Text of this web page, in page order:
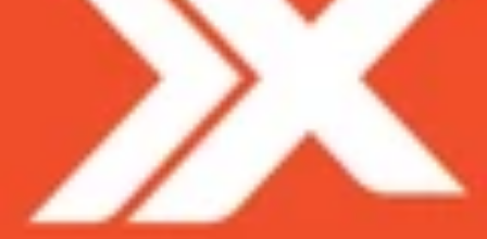
Thủ thuật
Đánh Giá - Trên TaySo Sánh Tư vấnKhuyến
Hỏi đáp App - Game Thông báo
hàng - Sự kiện
Cách tìm vị trí Facebook của người
khác qua điện thoại & máy tính